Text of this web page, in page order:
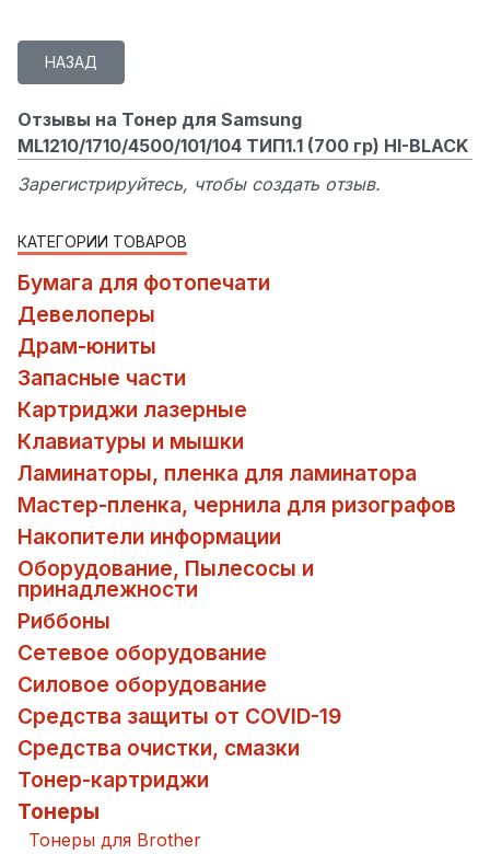
Отзывы на Тонер для Samsung
ML1210/1710/4500/101/104 ТИП1.1 (700 гр) HI-BLACK
Зарегистрируйтесь, чтобы создать отзыв.
КАТЕГОРИИ ТОВАРОВ
Бумага для фотопечати
Девелоперы
Драм-юниты
Запасные части
Картриджи лазерные
Клавиатуры и мышки
Ламинаторы, пленка для ламинатора
Мастер-пленка, чернила для ризографов
Накопители информации
Оборудование, Пылесосы и
принадлежности
Риббоны
Сетевое оборудование
Силовое оборудование
Средства защиты от COVID-19
Средства очистки, смазки
Тонер-картриджи
Тонеры
Тонеры для Brother